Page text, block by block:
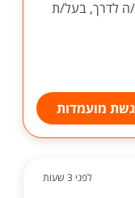
ה לדרך, בעל/ת
מועמדות
לפני 3 שעות